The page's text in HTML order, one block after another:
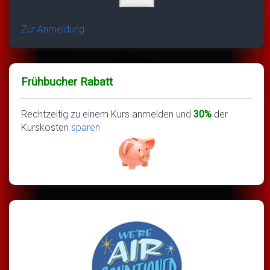
Zur Anmeldung
Frühbucher Rabatt
Rechtzeitig zu einem Kurs anmelden und 30% der
Kurskosten sparen